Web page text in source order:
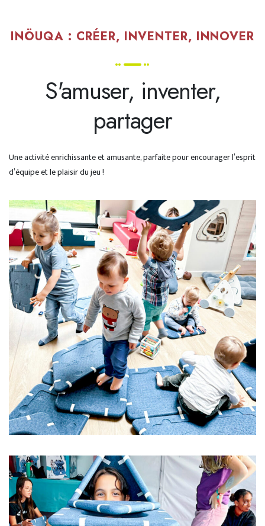
INÖUQA : CRÉER, INVENTER, INNOVER
S'amuser, inventer,
partager
Une activité enrichissante et amusante, parfaite pour encourager l’esprit
d’équipe et le plaisir du jeu !